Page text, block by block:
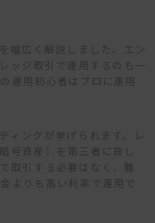
幅広く解説しました。エン
ッジ取引で運用するのも一
運用初心者はプロに運用
ィングが挙げられます。レ
号資産）を第三者に貸し
取引する必要はなく、難
よりも高い利率で運用で